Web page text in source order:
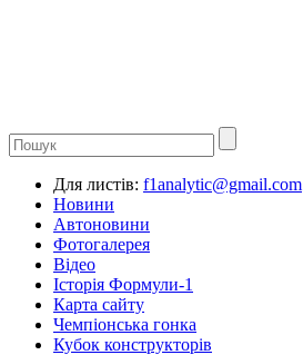
Для листів: f1analytic@gmail.com
Новини
Автоновини
Фотогалерея
Відео
Історія Формули-1
Карта сайту
Чемпіонська гонка
Кубок конструкторів